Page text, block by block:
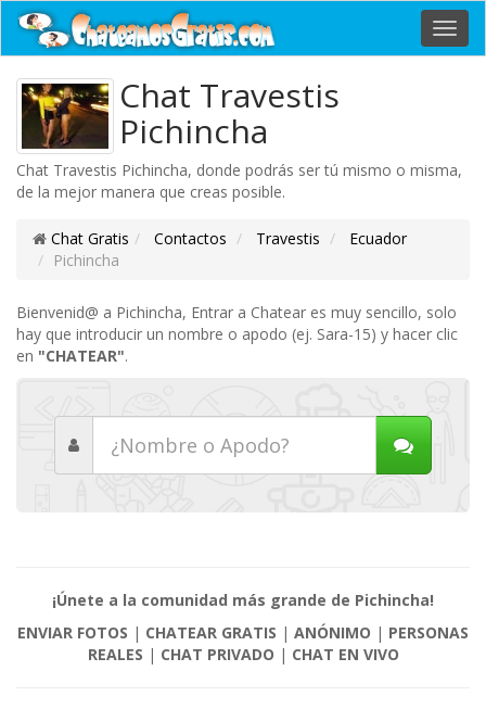
Chat Travestis
Pichincha
Chat Travestis Pichincha, donde podrás ser tú mismo o misma,
de la mejor manera que creas posible.
Chat Gratis Contactos Travestis
Ecuador
Pichincha
Bienvenid@ a Pichincha, Entrar a Chatear es muy sencillo, solo
hay que introducir un nombre o apodo (ej. Sara-15) y hacer clic
en "CHATEAR".
¡Únete a la comunidad más grande de Pichincha!
ENVIAR FOTOS | CHATEAR GRATIS | ANÓNIMO | PERSONAS
REALES | CHAT PRIVADO | CHAT EN VIVO